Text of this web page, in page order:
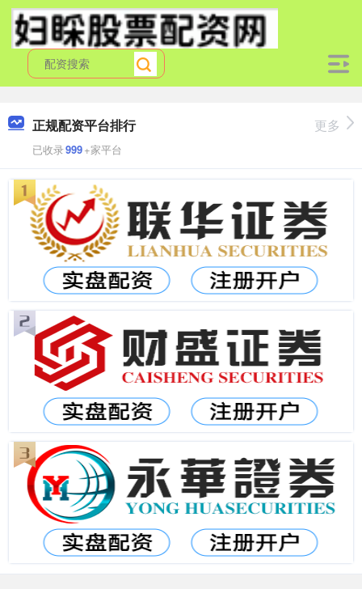
正规配资平台排行
已收录999+家平台
更多